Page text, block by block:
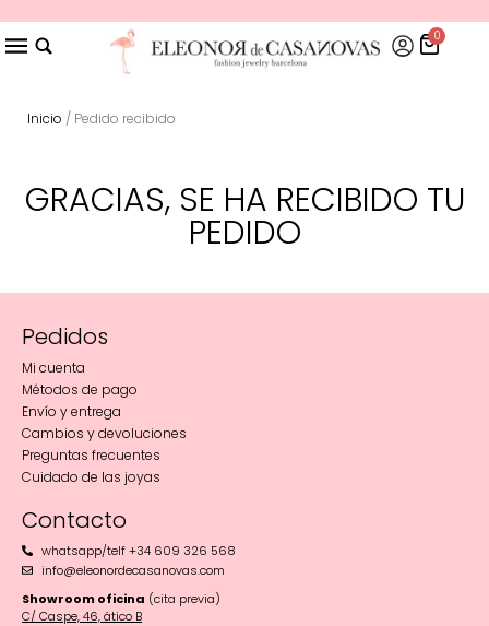
0
Inicio / Pedido recibido
GRACIAS, SE HA RECIBIDO TU
PEDIDO
Pedidos
Mi cuenta
Métodos de pago
Envío y entrega
Cambios y devoluciones
Preguntas frecuentes
Cuidado de las joyas
Contacto
whatsapp/telf +34 609 326 568
info@eleonordecasanovas.com
Showroom oficina (cita previa)
C/ Caspe, 46, ático B